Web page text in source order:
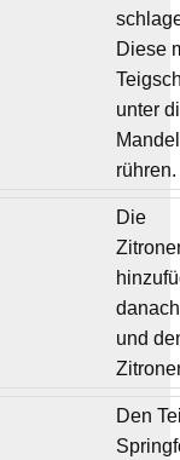
Diese
unter
rühren.
Die
und
Den